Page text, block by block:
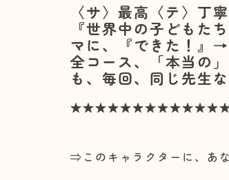
〈サ〉最高〈テ〉丁
『世界中の子どもた
マに、『できた！』
全コース、「本当の
も、毎回、同じ先生
⇒このキャラクターに、あ